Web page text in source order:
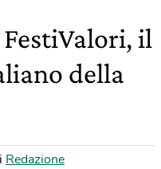
il
della
Redazione